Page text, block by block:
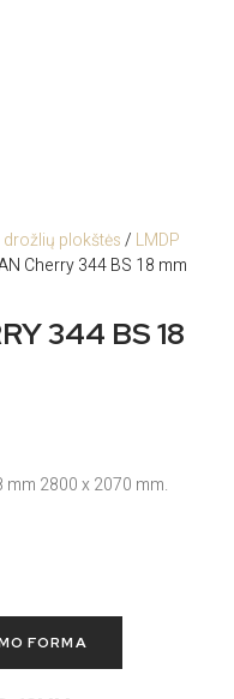
plokštės/ LMDP
Cherry 344 BS 18 mm
344 BS 18
mm 2800 x 2070 mm.
FORMA